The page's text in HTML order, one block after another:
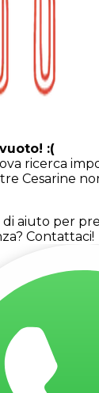
:(
ricerca
Cesarine
di aiuto per
Contattaci!